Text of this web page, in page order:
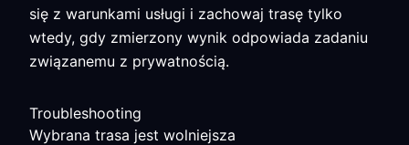
się z warunkami usługi i zachowaj trasę tylko
wtedy, gdy zmierzony wynik odpowiada zadaniu
związanemu z prywatnością.
Troubleshooting
Wybrana trasa jest wolniejsza